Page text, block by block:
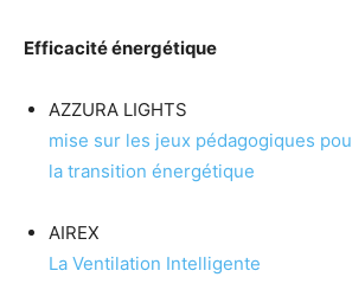
Efficacité énergétique
AZZURA LIGHTS
mise sur les jeux pédagogiques
la transition énergétique
AIREX
La Ventilation Intelligente